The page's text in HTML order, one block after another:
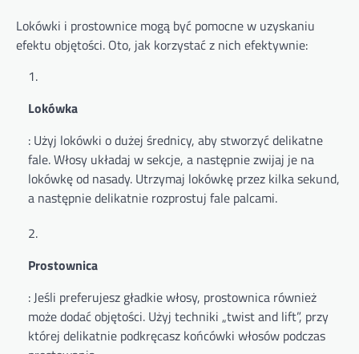
Lokówki i prostownice mogą być pomocne w uzyskaniu
efektu objętości. Oto, jak korzystać z nich efektywnie:
Lokówka
: Użyj lokówki o dużej średnicy, aby stworzyć delikatne
fale. Włosy układaj w sekcje, a następnie zwijaj je na
lokówkę od nasady. Utrzymaj lokówkę przez kilka sekund,
a następnie delikatnie rozprostuj fale palcami.
Prostownica
: Jeśli preferujesz gładkie włosy, prostownica również
może dodać objętości. Użyj techniki „twist and lift”, przy
której delikatnie podkręcasz końcówki włosów podczas